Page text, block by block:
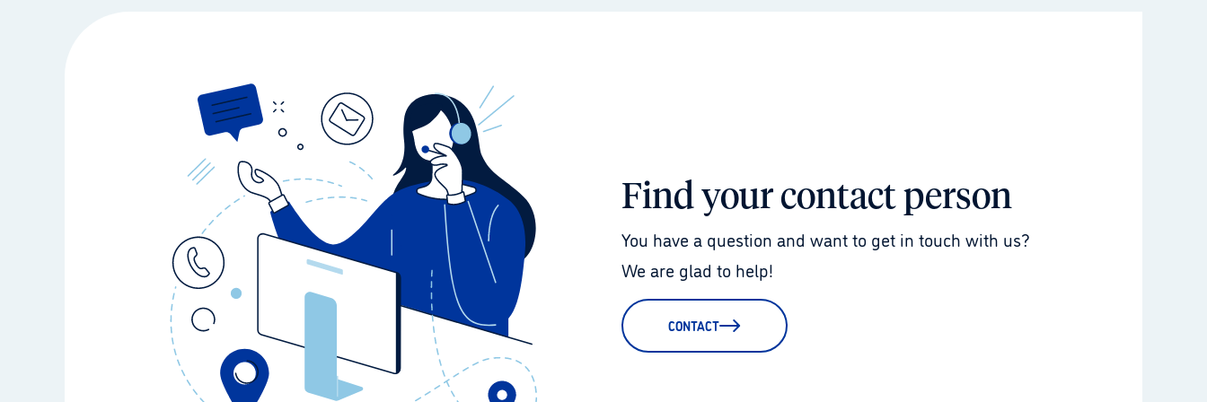
Find your contact person
You have a question and want to get in touch with us?
We are glad to help!
CONTACT